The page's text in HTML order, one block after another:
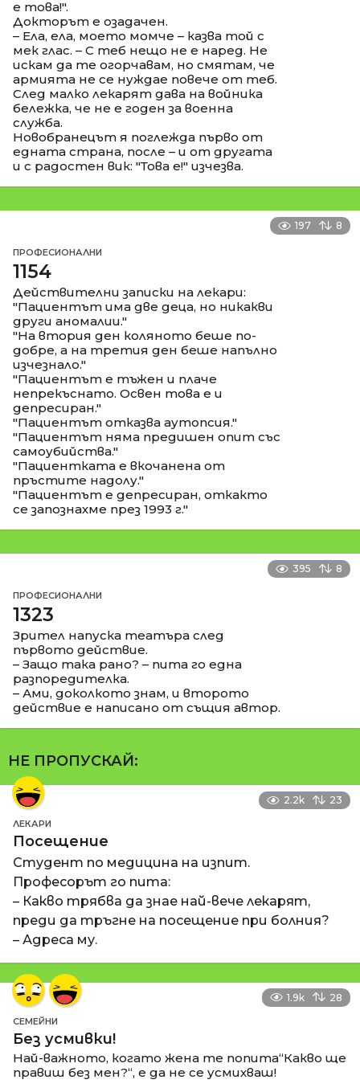
е това!".
Докторът е озадачен.
– Ела, ела, моето момче – казва той с
мек глас. – С теб нещо не е наред. Не
искам да те огорчавам, но смятам, че
армията не се нуждае повече от теб.
След малко лекарят дава на войника
бележка, че не е годен за военна
служба.
Новобранецът я поглежда първо от
едната страна, после – и от другата
и с радостен вик: "Това е!" изчезва.
197 8
ПРОФЕСИОНАЛНИ
1154
Действителни записки на лекари:
"Пациентът има две деца, но никакви
други аномалии."
"На втория ден коляното беше по-
добре, а на третия ден беше напълно
изчезнало."
"Пациентът е тъжен и плаче
непрекъснато. Освен това е и
депресиран."
"Пациентът отказва аутопсия."
"Пациентът няма предишен опит със
самоубийства."
"Пациентката е вкочанена от
пръстите надолу."
"Пациентът е депресиран, откакто
се запознахме през 1993 г."
395 8
ПРОФЕСИОНАЛНИ
1323
Зрител напуска театъра след
първото действие.
– Защо така рано? – пита го една
разпоредителка.
– Ами, доколкото знам, и второто
действие е написано от същия автор.
НЕ ПРОПУСКАЙ:
2.2k 23
ЛЕКАРИ
Посещение
Студент по медицина на изпит.
Професорът го пита:
– Какво трябва да знае най-вече лекарят,
преди да тръгне на посещение при болния?
– Адреса му.
1.9k 28
СЕМЕЙНИ
Без усмивки!
Най-важното, когато жена те попита“Какво ще
правиш без мен?“, е да не се усмихваш!